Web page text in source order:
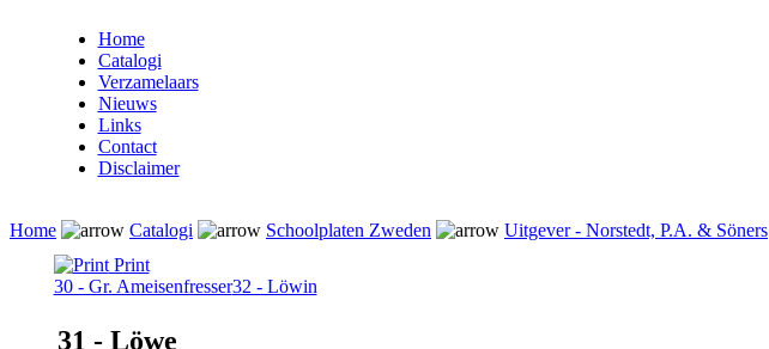
Home
Catalogi
Verzamelaars
Nieuws
Links
Contact
Disclaimer
Home Catalogi Schoolplaten Zweden Uitgever - Norstedt, P.A. & Söners
Print
30 - Gr. Ameisenfresser32 - Löwin
31 - Löwe